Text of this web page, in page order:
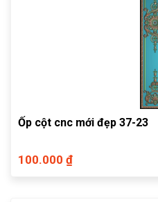
Ốp cột cnc mới đẹp 37-23
100.000 ₫